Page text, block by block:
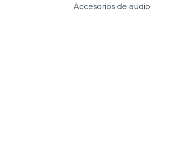
Accesorios de audio